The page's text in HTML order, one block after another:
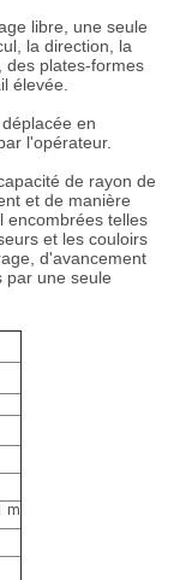
libre, une seule
la direction, la
des plates-formes
élevée.
en
l'opérateur.
de rayon de
et de manière
encombrées telles
et les couloirs
d'avancement
par une seule
m